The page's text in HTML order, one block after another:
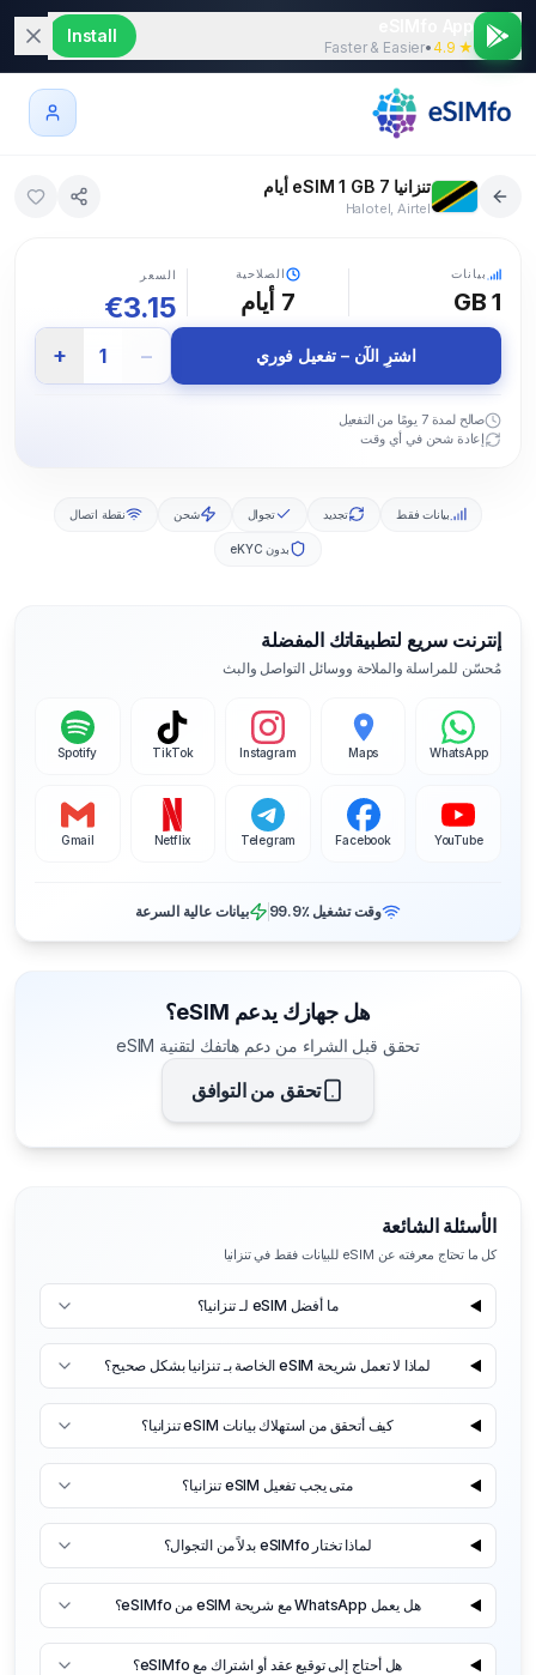
★ 4.9
•
Faster & Easier
Install
تنزانيا eSIM 1 GB 7 أيام
Halotel, Airtel
بيانات
1 GB
الصلاحية
7 أيام
السعر
€3.15
اشترِ الآن – تفعيل فوري −
1
+
صالح لمدة 7 يومًا من التفعيل
إعادة شحن في أي وقت
بيانات فقط تجديد تجوال شحن نقطة اتصال
بدون eKYC
إنترنت سريع لتطبيقاتك المفضلة
مُحسّن للمراسلة والملاحة ووسائل التواصل والبث
WhatsApp
Maps
Instagram
TikTok
Spotify
YouTube
Facebook
Telegram
Netflix
Gmail
وقت تشغيل ‎99.9٪ بيانات عالية السرعة
هل جهازك يدعم eSIM؟
تحقق قبل الشراء من دعم هاتفك لتقنية eSIM
تحقق من التوافق
الأسئلة الشائعة
كل ما تحتاج معرفته عن eSIM للبيانات فقط في تنزانيا
ما أفضل eSIM لـ تنزانيا؟
لماذا لا تعمل شريحة eSIM الخاصة بـ تنزانيا بشكل صحيح؟
كيف أتحقق من استهلاك بيانات eSIM تنزانيا؟
متى يجب تفعيل eSIM تنزانيا؟
لماذا تختار eSIMfo بدلاً من التجوال؟
هل يعمل WhatsApp مع شريحة eSIM من eSIMfo؟
هل أحتاج إلى توقيع عقد أو اشتراك مع eSIMfo؟